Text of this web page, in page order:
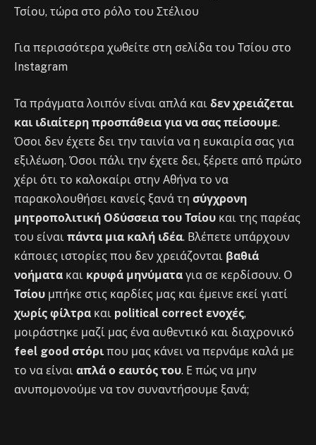
Τσίου, τώρα στο ρόλο του Στέλιου
Για περισσότερα χωθείτε στη σελίδα του Τσίου στο
Instagram
Τα πράγματα λοιπόν είναι απλά και δεν χρειάζεται
και ιδιαίτερη προσπάθεια για να σας πείσουμε.
Όσοι δεν έχετε δει την ταινία να η ευκαιρία σας για
εξιλέωση. Όσοι πάλι την έχετε δει, ξέρετε από πρώτο
χέρι ότι το καλοκαίρι στην Αθήνα το να
παρακολουθήσει κανείς ξανά τη σύγχρονη
μητροπολιτική Οδύσσεια του Τσίου και της παρέας
του είναι πάντα μια καλή ιδέα. Βλέπετε υπάρχουν
κάποιες ιστορίες που δεν χρειάζονται βαθιά
νοήματα και κρυφά μηνύματα για σε κερδίσουν. Ο
Τσίου μπήκε στις καρδίες μας και έμεινε εκεί γιατί
χωρίς φίλτρα και political correct ενοχές,
μοιράστηκε μαζί μας ένα αυθεντικό και διαχρονικό
feel good στόριπου μας κάνει να περνάμε καλά με
το να είναι απλά ο εαυτός του. Ε πώς να μην
ανυπομονούμε να τον συναντήσουμε ξανά;